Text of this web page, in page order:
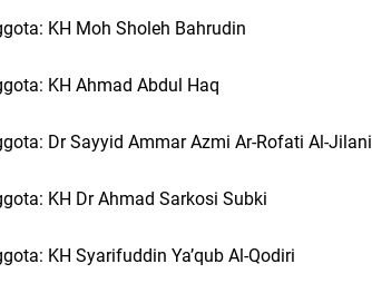
KH Moh Sholeh Bahrudin
KH Ahmad Abdul Haq
Dr Sayyid Ammar Azmi Ar-Rofati Al-Jilani
KH Dr Ahmad Sarkosi Subki
KH Syarifuddin Ya’qub Al-Qodiri